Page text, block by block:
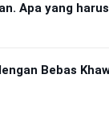
Apa yang
Bebas